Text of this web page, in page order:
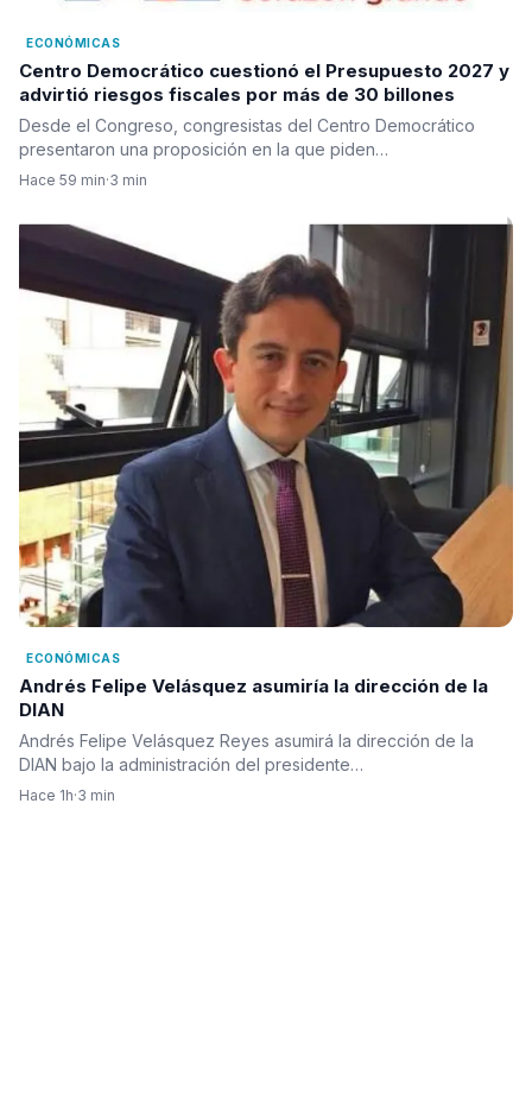
ECONÓMICAS
Centro Democrático cuestionó el Presupuesto 2027 y
advirtió riesgos fiscales por más de 30 billones
Desde el Congreso, congresistas del Centro Democrático
presentaron una proposición en la que piden…
Hace 59 min·3 min
ECONÓMICAS
Andrés Felipe Velásquez asumiría la dirección de la
DIAN
Andrés Felipe Velásquez Reyes asumirá la dirección de la
DIAN bajo la administración del presidente…
Hace 1h·3 min